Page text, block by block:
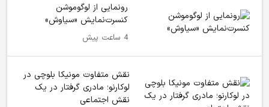
رونمایی از لوگوموشن
کنسرت‌نمایش «سیاوش»
4 ساعت پیش
نقش متفاوت مونیکا بلوچی در
لوکارنو؛ مادری گرفتار در یک
نقش اجتماعی